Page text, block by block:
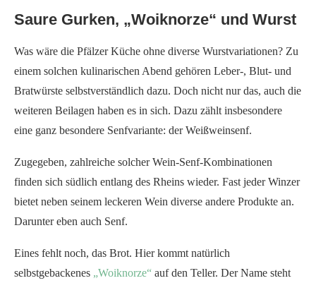
Saure Gurken, „Woiknorze“ und Wurst
Was wäre die Pfälzer Küche ohne diverse Wurstvariationen? Zu
einem solchen kulinarischen Abend gehören Leber-, Blut- und
Bratwürste selbstverständlich dazu. Doch nicht nur das, auch die
weiteren Beilagen haben es in sich. Dazu zählt insbesondere
eine ganz besondere Senfvariante: der Weißweinsenf.
Zugegeben, zahlreiche solcher Wein-Senf-Kombinationen
finden sich südlich entlang des Rheins wieder. Fast jeder Winzer
bietet neben seinem leckeren Wein diverse andere Produkte an.
Darunter eben auch Senf.
Eines fehlt noch, das Brot. Hier kommt natürlich
selbstgebackenes „Woiknorze“ auf den Teller. Der Name steht